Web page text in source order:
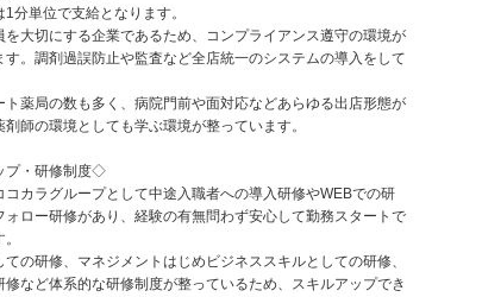
1分単位で支給となります。
を大切にする企業であるため、コンプライアンス遵守の環境が
す。調剤過誤防止や監査など全店統一のシステムの導入をして
ト薬局の数も多く、病院門前や面対応などあらゆる出店形態が
師の環境としても学ぶ環境が整っています。
プ・研修制度◇
コカラグループとして中途入職者への導入研修やWEBでの研
ォロー研修があり、経験の有無問わず安心して勤務スタートで
ての研修、マネジメントはじめビジネススキルとしての研修、
修など体系的な研修制度が整っているため、スキルアップでき